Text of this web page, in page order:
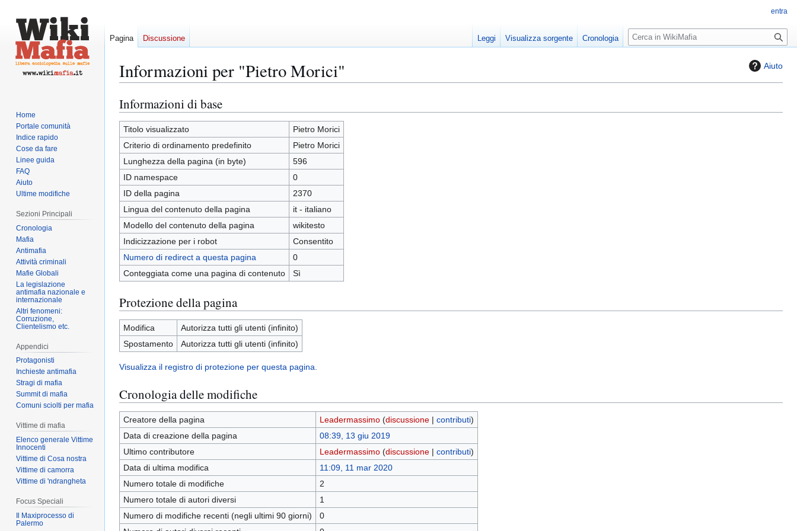
Aiuto
Informazioni per "Pietro Morici"
Vai
alla
navigazione
Vai
alla
ricerca
Informazioni di base
Titolo visualizzato
Pietro Morici
Criterio di ordinamento predefinito
Pietro Morici
Lunghezza della pagina (in byte)
596
ID namespace
0
ID della pagina
2370
Lingua del contenuto della pagina
it - italiano
Modello del contenuto della pagina
wikitesto
Indicizzazione per i robot
Consentito
Numero di redirect a questa pagina
0
Conteggiata come una pagina di contenuto
Sì
Protezione della pagina
Modifica
Autorizza tutti gli utenti (infinito)
Spostamento
Autorizza tutti gli utenti (infinito)
Visualizza il registro di protezione per questa pagina.
Cronologia delle modifiche
Creatore della pagina Leadermassimo (discussione| contributi)
Data di creazione della pagina
08:39, 13 giu 2019
Ultimo contributore
Leadermassimo (discussione| contributi)
Data di ultima modifica
11:09, 11 mar 2020
Numero totale di modifiche
2
Numero totale di autori diversi
1
Numero di modifiche recenti (negli ultimi 90 giorni)
0
entra
Pagina Discussione Leggi Visualizza sorgente Cronologia
R
i
r
a
Home
Portale comunità
Indice rapido
Cose da fare
Linee guida
FAQ
Aiuto
Ultime modifiche
Sezioni Principali
Cronologia
Mafia
Antimafia
Attività criminali
Mafie Globali
La legislazione
antimafia nazionale e
internazionale
Altri fenomeni:
Corruzione,
Clientelismo etc.
Appendici
Protagonisti
Inchieste antimafia
Stragi di mafia
Summit di mafia
Comuni sciolti per mafia
Vittime di mafia
Elenco generale Vittime
Innocenti
Vittime di Cosa nostra
Vittime di camorra
Vittime di 'ndrangheta
Focus Speciali
Il Maxiprocesso di
Palermo